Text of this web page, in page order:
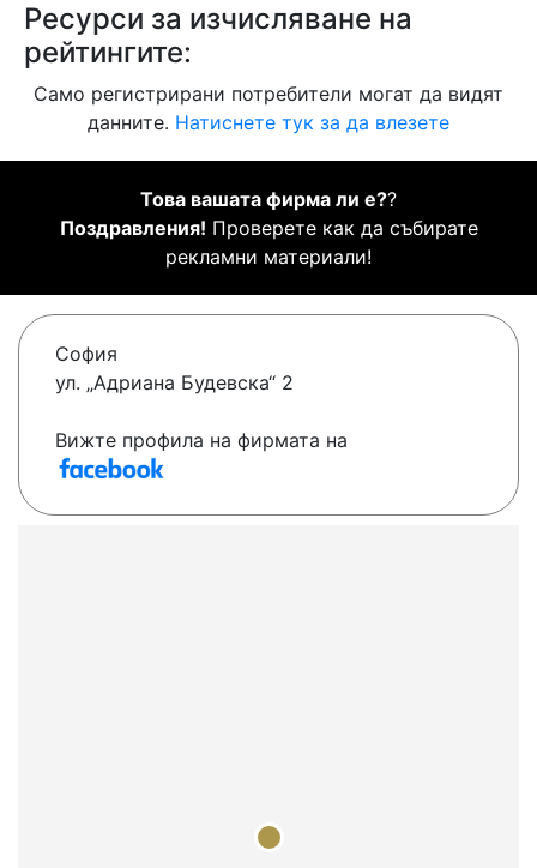
Ресурси за изчисляване на
рейтингите:
Само регистрирани потребители могат да видят
данните. Натиснете тук за да влезете
Това вашата фирма ли е??
Поздравления! Проверете как да събирате
рекламни материали!
София
ул. „Адриана Будевска“ 2
Вижте профила на фирмата на